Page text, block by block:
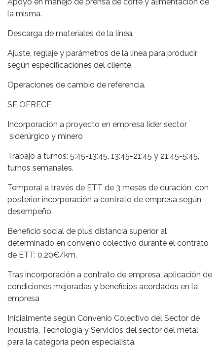
la misma.
Descarga de materiales de la línea.
Ajuste, reglaje y parámetros de la línea para producir
según especificaciones del cliente.
Operaciones de cambio de referencia.
SE OFRECE
Incorporación a proyecto en empresa líder sector
siderúrgico y minero
Trabajo a turnos: 5:45-13:45, 13:45-21:45 y 21:45-5:45,
turnos semanales.
Temporal a través de ETT de 3 meses de duración, con
posterior incorporación a contrato de empresa según
desempeño.
Beneficio social de plus distancia superior al
determinado en convenio colectivo durante el contrato
de ETT: 0,20€/km.
Tras incorporación a contrato de empresa, aplicación de
condiciones mejoradas y beneficios acordados en la
empresa
Inicialmente según Convenio Colectivo del Sector de
Industria, Tecnología y Servicios del sector del metal
para la categoría peón especialista.